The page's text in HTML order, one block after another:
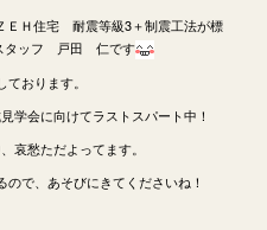
Ｈ住宅 耐震等級3＋制震工法が標
タッフ 戸田 仁です
おります。
会に向けてラストスパート中！
哀愁ただよってます。
で、あそびにきてくださいね！